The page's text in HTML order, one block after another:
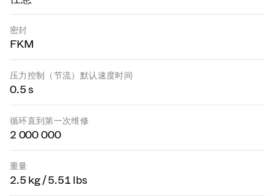
密封
FKM
压力控制（节流）默认速度时间
0.5 s
循环直到第一次维修
2 000 000
重量
2.5 kg / 5.51 lbs